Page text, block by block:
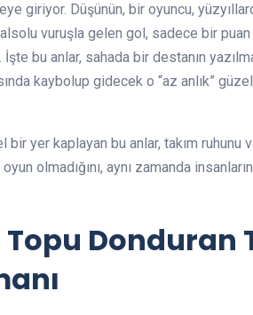
giriyor. Düşünün, bir oyuncu,
vuruşla gelen gol, sadece bir
bu anlar, sahada bir destanın
kaybolup gidecek o “az anlık”
yer kaplayan bu anlar, takım ruhunu
olmadığını, aynı zamanda
Donduran